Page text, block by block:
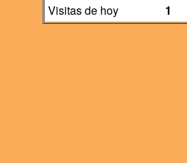
Visitas de hoy
1